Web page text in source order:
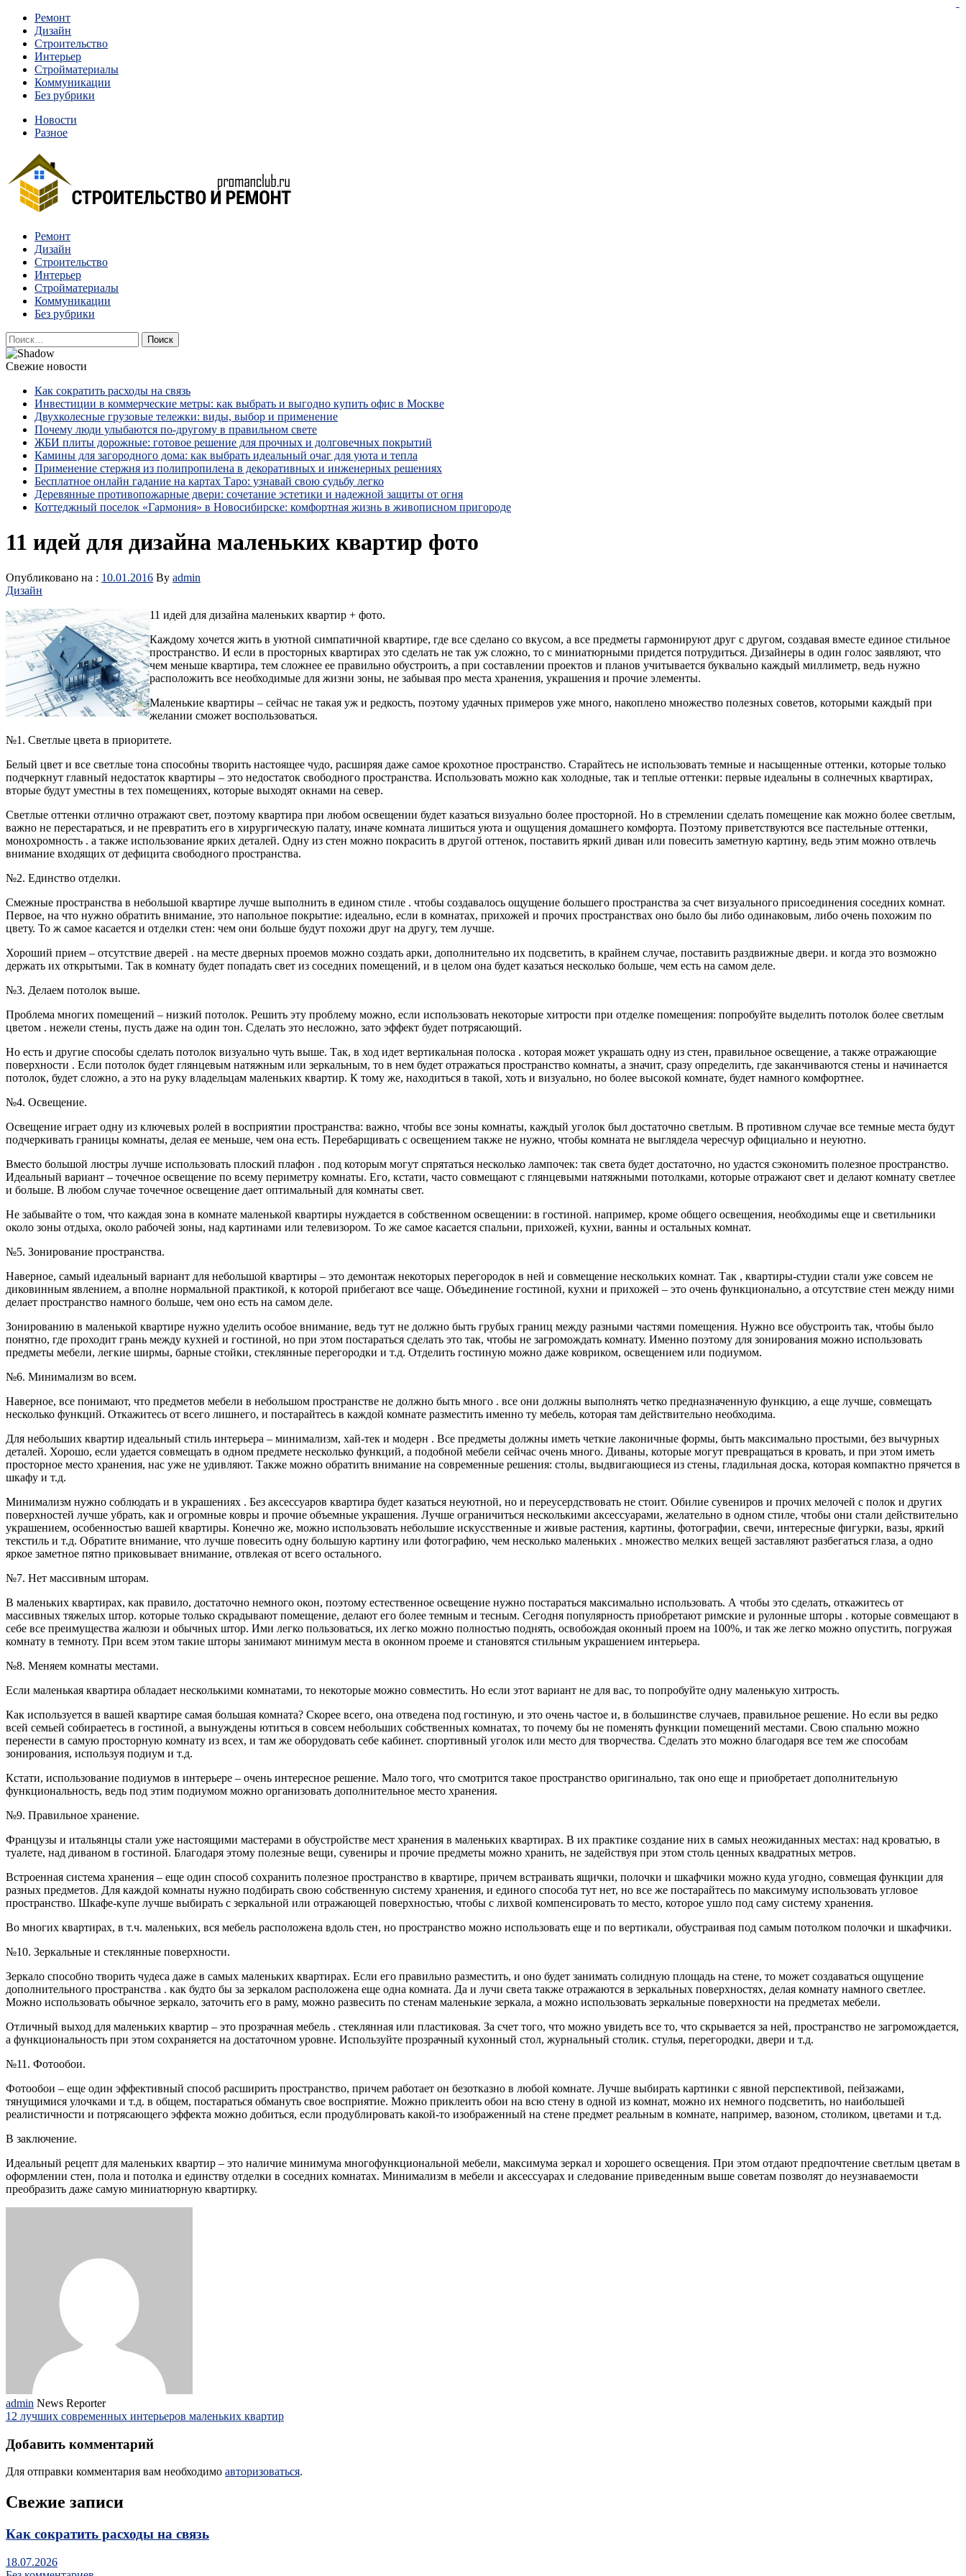
Перейти
содержимому
Ремонт
Дизайн
Строительство
Интерьер
Стройматериалы
Коммуникации
Без рубрики
Новости
Разное
Строительство и ремонт
Квартиры и дома, в которых живут разные люди, очень отличаются между собой.
Ремонт
Дизайн
Строительство
Интерьер
Стройматериалы
Коммуникации
Без рубрики
Найти:
Свежие новости
Как сократить расходы на связь
Инвестиции в коммерческие метры: как выбрать и выгодно купить офис в Москве
Двухколесные грузовые тележки: виды, выбор и применение
Почему люди улыбаются по‑другому в правильном свете
ЖБИ плиты дорожные: готовое решение для прочных и долговечных покрытий
Камины для загородного дома: как выбрать идеальный очаг для уюта и тепла
Применение стержня из полипропилена в декоративных и инженерных решениях
Бесплатное онлайн гадание на картах Таро: узнавай свою судьбу легко
Деревянные противопожарные двери: сочетание эстетики и надежной защиты от огня
Коттеджный поселок «Гармония» в Новосибирске: комфортная жизнь в живописном пригороде
11 идей для дизайна маленьких квартир фото
Опубликовано на : 10.01.2016 By admin
Дизайн
11 идей для дизайна маленьких квартир + фото.
Каждому хочется жить в уютной симпатичной квартире, где все сделано со вкусом, а все предметы гармонируют друг с другом, создавая вместе единое стильное
пространство. И если в просторных квартирах это сделать не так уж сложно, то с миниатюрными придется потрудиться. Дизайнеры в один голос заявляют, что
чем меньше квартира, тем сложнее ее правильно обустроить, а при составлении проектов и планов учитывается буквально каждый миллиметр, ведь нужно
расположить все необходимые для жизни зоны, не забывая про места хранения, украшения и прочие элементы.
Маленькие квартиры – сейчас не такая уж и редкость, поэтому удачных примеров уже много, накоплено множество полезных советов, которыми каждый при
желании сможет воспользоваться.
№1. Светлые цвета в приоритете.
Белый цвет и все светлые тона способны творить настоящее чудо, расширяя даже самое крохотное пространство. Старайтесь не использовать темные и насыщенные оттенки, которые только
подчеркнут главный недостаток квартиры – это недостаток свободного пространства. Использовать можно как холодные, так и теплые оттенки: первые идеальны в солнечных квартирах,
вторые будут уместны в тех помещениях, которые выходят окнами на север.
Светлые оттенки отлично отражают свет, поэтому квартира при любом освещении будет казаться визуально более просторной. Но в стремлении сделать помещение как можно более светлым,
важно не перестараться, и не превратить его в хирургическую палату, иначе комната лишиться уюта и ощущения домашнего комфорта. Поэтому приветствуются все пастельные оттенки,
монохромность . а также использование ярких деталей. Одну из стен можно покрасить в другой оттенок, поставить яркий диван или повесить заметную картину, ведь этим можно отвлечь
внимание входящих от дефицита свободного пространства.
№2. Единство отделки.
Смежные пространства в небольшой квартире лучше выполнить в едином стиле . чтобы создавалось ощущение большего пространства за счет визуального присоединения соседних комнат.
Первое, на что нужно обратить внимание, это напольное покрытие: идеально, если в комнатах, прихожей и прочих пространствах оно было бы либо одинаковым, либо очень похожим по
цвету. То ж самое касается и отделки стен: чем они больше будут похожи друг на другу, тем лучше.
Хороший прием – отсутствие дверей . на месте дверных проемов можно создать арки, дополнительно их подсветить, в крайнем случае, поставить раздвижные двери. и когда это возможно
держать их открытыми. Так в комнату будет попадать свет из соседних помещений, и в целом она будет казаться несколько больше, чем есть на самом деле.
№3. Делаем потолок выше.
Проблема многих помещений – низкий потолок. Решить эту проблему можно, если использовать некоторые хитрости при отделке помещения: попробуйте выделить потолок более светлым
цветом . нежели стены, пусть даже на один тон. Сделать это несложно, зато эффект будет потрясающий.
Но есть и другие способы сделать потолок визуально чуть выше. Так, в ход идет вертикальная полоска . которая может украшать одну из стен, правильное освещение, а также отражающие
поверхности . Если потолок будет глянцевым натяжным или зеркальным, то в нем будет отражаться пространство комнаты, а значит, сразу определить, где заканчиваются стены и начинается
потолок, будет сложно, а это на руку владельцам маленьких квартир. К тому же, находиться в такой, хоть и визуально, но более высокой комнате, будет намного комфортнее.
№4. Освещение.
Освещение играет одну из ключевых ролей в восприятии пространства: важно, чтобы все зоны комнаты, каждый уголок был достаточно светлым. В противном случае все темные места будут
подчеркивать границы комнаты, делая ее меньше, чем она есть. Перебарщивать с освещением также не нужно, чтобы комната не выглядела чересчур официально и неуютно.
Вместо большой люстры лучше использовать плоский плафон . под которым могут спрятаться несколько лампочек: так света будет достаточно, но удастся сэкономить полезное пространство.
Идеальный вариант – точечное освещение по всему периметру комнаты. Его, кстати, часто совмещают с глянцевыми натяжными потолками, которые отражают свет и делают комнату светлее
и больше. В любом случае точечное освещение дает оптимальный для комнаты свет.
Не забывайте о том, что каждая зона в комнате маленькой квартиры нуждается в собственном освещении: в гостиной. например, кроме общего освещения, необходимы еще и светильники
около зоны отдыха, около рабочей зоны, над картинами или телевизором. То же самое касается спальни, прихожей, кухни, ванны и остальных комнат.
№5. Зонирование пространства.
Наверное, самый идеальный вариант для небольшой квартиры – это демонтаж некоторых перегородок в ней и совмещение нескольких комнат. Так , квартиры-студии стали уже совсем не
диковинным явлением, а вполне нормальной практикой, к которой прибегают все чаще. Объединение гостиной, кухни и прихожей – это очень функционально, а отсутствие стен между ними
делает пространство намного больше, чем оно есть на самом деле.
Зонированию в маленькой квартире нужно уделить особое внимание, ведь тут не должно быть грубых границ между разными частями помещения. Нужно все обустроить так, чтобы было
понятно, где проходит грань между кухней и гостиной, но при этом постараться сделать это так, чтобы не загромождать комнату. Именно поэтому для зонирования можно использовать
предметы мебели, легкие ширмы, барные стойки, стеклянные перегородки и т.д. Отделить гостиную можно даже ковриком, освещением или подиумом.
№6. Минимализм во всем.
Наверное, все понимают, что предметов мебели в небольшом пространстве не должно быть много . все они должны выполнять четко предназначенную функцию, а еще лучше, совмещать
несколько функций. Откажитесь от всего лишнего, и постарайтесь в каждой комнате разместить именно ту мебель, которая там действительно необходима.
Для небольших квартир идеальный стиль интерьера – минимализм, хай-тек и модерн . Все предметы должны иметь четкие лаконичные формы, быть максимально простыми, без вычурных
деталей. Хорошо, если удается совмещать в одном предмете несколько функций, а подобной мебели сейчас очень много. Диваны, которые могут превращаться в кровать, и при этом иметь
просторное место хранения, нас уже не удивляют. Также можно обратить внимание на современные решения: столы, выдвигающиеся из стены, гладильная доска, которая компактно прячется в
шкафу и т.д.
Минимализм нужно соблюдать и в украшениях . Без аксессуаров квартира будет казаться неуютной, но и переусердствовать не стоит. Обилие сувениров и прочих мелочей с полок и других
поверхностей лучше убрать, как и огромные ковры и прочие объемные украшения. Лучше ограничиться несколькими аксессуарами, желательно в одном стиле, чтобы они стали действительно
украшением, особенностью вашей квартиры. Конечно же, можно использовать небольшие искусственные и живые растения, картины, фотографии, свечи, интересные фигурки, вазы, яркий
текстиль и т.д. Обратите внимание, что лучше повесить одну большую картину или фотографию, чем несколько маленьких . множество мелких вещей заставляют разбегаться глаза, а одно
яркое заметное пятно приковывает внимание, отвлекая от всего остального.
№7. Нет массивным шторам.
В маленьких квартирах, как правило, достаточно немного окон, поэтому естественное освещение нужно постараться максимально использовать. А чтобы это сделать, откажитесь от
массивных тяжелых штор. которые только скрадывают помещение, делают его более темным и тесным. Сегодня популярность приобретают римские и рулонные шторы . которые совмещают в
себе все преимущества жалюзи и обычных штор. Ими легко пользоваться, их легко можно полностью поднять, освобождая оконный проем на 100%, и так же легко можно опустить, погружая
комнату в темноту. При всем этом такие шторы занимают минимум места в оконном проеме и становятся стильным украшением интерьера.
№8. Меняем комнаты местами.
Если маленькая квартира обладает несколькими комнатами, то некоторые можно совместить. Но если этот вариант не для вас, то попробуйте одну маленькую хитрость.
Как используется в вашей квартире самая большая комната? Скорее всего, она отведена под гостиную, и это очень частое и, в большинстве случаев, правильное решение. Но если вы редко
всей семьей собираетесь в гостиной, а вынуждены ютиться в совсем небольших собственных комнатах, то почему бы не поменять функции помещений местами. Свою спальню можно
перенести в самую просторную комнату из всех, и там же оборудовать себе кабинет. спортивный уголок или место для творчества. Сделать это можно благодаря все тем же способам
зонирования, используя подиум и т.д.
Кстати, использование подиумов в интерьере – очень интересное решение. Мало того, что смотрится такое пространство оригинально, так оно еще и приобретает дополнительную
функциональность, ведь под этим подиумом можно организовать дополнительное место хранения.
№9. Правильное хранение.
Французы и итальянцы стали уже настоящими мастерами в обустройстве мест хранения в маленьких квартирах. В их практике создание них в самых неожиданных местах: над кроватью, в
туалете, над диваном в гостиной. Благодаря этому полезные вещи, сувениры и прочие предметы можно хранить, не задействуя при этом столь ценных квадратных метров.
Встроенная система хранения – еще один способ сохранить полезное пространство в квартире, причем встраивать ящички, полочки и шкафчики можно куда угодно, совмещая функции для
разных предметов. Для каждой комнаты нужно подбирать свою собственную систему хранения, и единого способа тут нет, но все же постарайтесь по максимуму использовать угловое
пространство. Шкафе-купе лучше выбирать с зеркальной или отражающей поверхностью, чтобы с лихвой компенсировать то место, которое ушло под саму систему хранения.
Во многих квартирах, в т.ч. маленьких, вся мебель расположена вдоль стен, но пространство можно использовать еще и по вертикали, обустраивая под самым потолком полочки и шкафчики.
№10. Зеркальные и стеклянные поверхности.
Зеркало способно творить чудеса даже в самых маленьких квартирах. Если его правильно разместить, и оно будет занимать солидную площадь на стене, то может создаваться ощущение
дополнительного пространства . как будто бы за зеркалом расположена еще одна комната. Да и лучи света также отражаются в зеркальных поверхностях, делая комнату намного светлее.
Можно использовать обычное зеркало, заточить его в раму, можно развесить по стенам маленькие зеркала, а можно использовать зеркальные поверхности на предметах мебели.
Отличный выход для маленьких квартир – это прозрачная мебель . стеклянная или пластиковая. За счет того, что можно увидеть все то, что скрывается за ней, пространство не загромождается,
а функциональность при этом сохраняется на достаточном уровне. Используйте прозрачный кухонный стол, журнальный столик. стулья, перегородки, двери и т.д.
№11. Фотообои.
Фотообои – еще один эффективный способ расширить пространство, причем работает он безотказно в любой комнате. Лучше выбирать картинки с явной перспективой, пейзажами,
тянущимися улочками и т.д. в общем, постараться обмануть свое восприятие. Можно приклеить обои на всю стену в одной из комнат, можно их немного подсветить, но наибольшей
реалистичности и потрясающего эффекта можно добиться, если продублировать какой-то изображенный на стене предмет реальным в комнате, например, вазоном, столиком, цветами и т.д.
В заключение.
Идеальный рецепт для маленьких квартир – это наличие минимума многофункциональной мебели, максимума зеркал и хорошего освещения. При этом отдают предпочтение светлым цветам в
оформлении стен, пола и потолка и единству отделки в соседних комнатах. Минимализм в мебели и аксессуарах и следование приведенным выше советам позволят до неузнаваемости
преобразить даже самую миниатюрную квартирку.
admin News Reporter
12 лучших современных интерьеров маленьких квартир
Добавить комментарий
Для отправки комментария вам необходимо авторизоваться.
Свежие записи
Как сократить расходы на связь
18.07.2026